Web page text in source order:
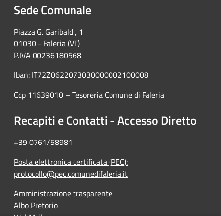
Sede Comunale
Piazza G. Garibaldi, 1
01030 - Faleria (VT)
P.IVA 00236180568
Iban: IT72Z0622073030000002100008
Ccp 11639010 – Tesoreria Comune di Faleria
Recapiti e Contatti - Accesso Diretto
+39 0761/58981
Posta elettronica certificata (PEC):
protocollo@pec.comunedifaleria.it
Amministrazione trasparente
Albo Pretorio